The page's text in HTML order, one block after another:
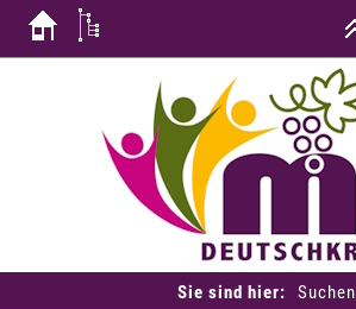
Sie sind hier: Suchen